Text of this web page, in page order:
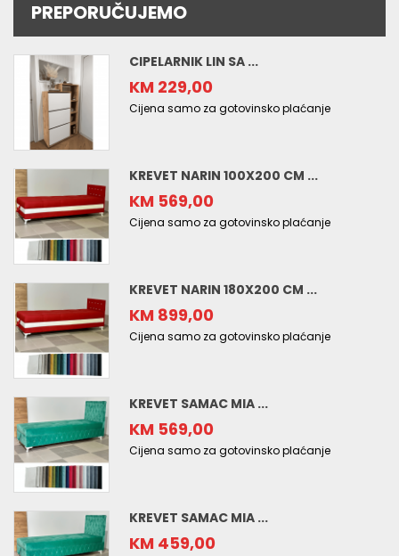
PREPORUČUJEMO
CIPELARNIK LIN SA ...
KM 229,00
Cijena samo za gotovinsko plaćanje
KREVET NARIN 100X200 CM ...
KM 569,00
Cijena samo za gotovinsko plaćanje
KREVET NARIN 180X200 CM ...
KM 899,00
Cijena samo za gotovinsko plaćanje
KREVET SAMAC MIA ...
KM 569,00
Cijena samo za gotovinsko plaćanje
KREVET SAMAC MIA ...
KM 459,00